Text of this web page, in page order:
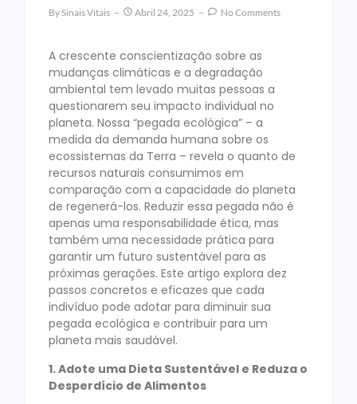
BySinais Vitais Abril 24, 2025 No Comments
A crescente conscientização sobre as
mudanças climáticas e a degradação
ambiental tem levado muitas pessoas a
questionarem seu impacto individual no
planeta. Nossa “pegada ecológica” – a
medida da demanda humana sobre os
ecossistemas da Terra – revela o quanto de
recursos naturais consumimos em
comparação com a capacidade do planeta
de regenerá-los. Reduzir essa pegada não é
apenas uma responsabilidade ética, mas
também uma necessidade prática para
garantir um futuro sustentável para as
próximas gerações. Este artigo explora dez
passos concretos e eficazes que cada
indivíduo pode adotar para diminuir sua
pegada ecológica e contribuir para um
planeta mais saudável.
1. Adote uma Dieta Sustentável e Reduza o
Desperdício de Alimentos